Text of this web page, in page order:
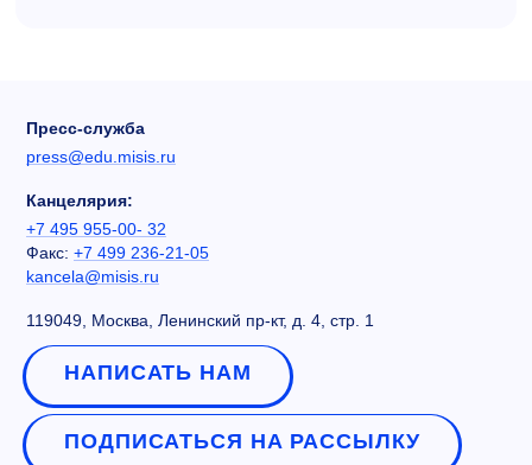
Пресс-служба
press@edu.misis.ru
Канцелярия:
+7 495 955-00- 32
Факс: +7 499 236-21-05
kancela@misis.ru
119049, Москва, Ленинский пр-кт, д. 4, стр. 1
НАПИСАТЬ НАМ
ПОДПИСАТЬСЯ НА РАССЫЛКУ